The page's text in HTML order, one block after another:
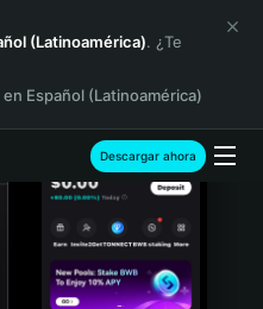
(Latinoamérica). ¿Te
Español (Latinoamérica)
Descargar ahora